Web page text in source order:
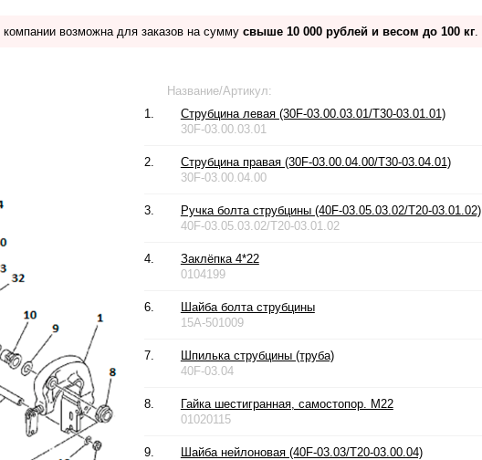
возможна для заказов на сумму свыше 10 000 рублей и весом до 100 кг.
Название/Артикул:
1.
Струбцина левая (30F-03.00.03.01/T30-03.01.01)
30F-03.00.03.01
2.
Струбцина правая (30F-03.00.04.00/T30-03.04.01)
30F-03.00.04.00
3.
Ручка болта струбцины (40F-03.05.03.02/T20-03.01.02)
40F-03.05.03.02/T20-03.01.02
4.
Заклёпка 4*22
0104199
6.
Шайба болта струбцины
15A-501009
7.
Шпилька струбцины (труба)
40F-03.04
8.
Гайка шестигранная, самостопор. М22
01020115
9.
Шайба нейлоновая (40F-03.03/T20-03.00.04)